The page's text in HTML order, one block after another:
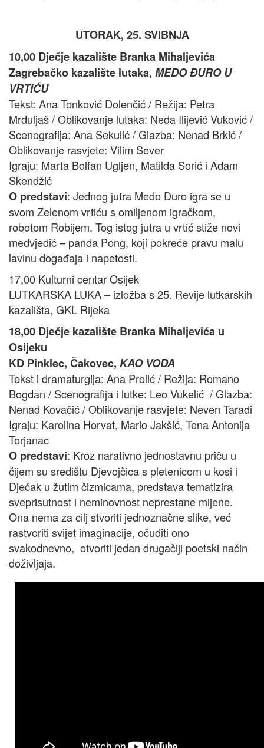
UTORAK, 25. SVIBNJA
10,00 Dječje kazalište Branka Mihaljevića
Zagrebačko kazalište lutaka, MEDO ĐURO U
VRTIĆU
Tekst: Ana Tonković Dolenčić / Režija: Petra
Mrduljaš / Oblikovanje lutaka: Neda Ilijević Vuković /
Scenografija: Ana Sekulić / Glazba: Nenad Brkić /
Oblikovanje rasvjete: Vilim Sever
Igraju: Marta Bolfan Ugljen, Matilda Sorić i Adam
Skendžić
O predstavi: Jednog jutra Medo Đuro igra se u
svom Zelenom vrtiću s omiljenom igračkom,
robotom Robijem. Tog istog jutra u vrtić stiže novi
medvjedić – panda Pong, koji pokreće pravu malu
lavinu događaja i napetosti.
17,00 Kulturni centar Osijek
LUTKARSKA LUKA – izložba s 25. Revije lutkarskih
kazališta, GKL Rijeka
18,00 Dječje kazalište Branka Mihaljevića u
Osijeku
KD Pinklec, Čakovec, KAO VODA
Tekst i dramaturgija: Ana Prolić / Režija: Romano
Bogdan / Scenografija i lutke: Leo Vukelić / Glazba:
Nenad Kovačić / Oblikovanje rasvjete: Neven Taradi
Igraju: Karolina Horvat, Mario Jakšić, Tena Antonija
Torjanac
O predstavi: Kroz narativno jednostavnu priču u
čijem su središtu Djevojčica s pletenicom u kosi i
Dječak u žutim čizmicama, predstava tematizira
sveprisutnost i neminovnost neprestane mijene.
Ona nema za cilj stvoriti jednoznačne slike, već
rastvoriti svijet imaginacije, očuditi ono
svakodnevno, otvoriti jedan drugačiji poetski način
doživljaja.